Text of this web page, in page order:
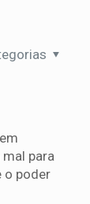
para
o poder